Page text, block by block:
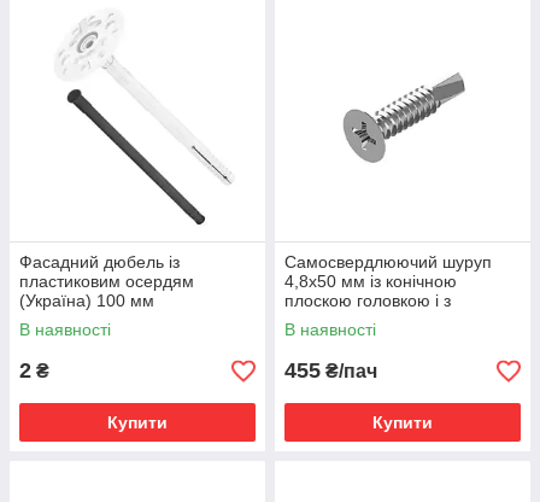
Фасадний дюбель із
пластиковим осердям
(Україна) 100 мм
В наявності
2 ₴
Купити
Самосвердлюючий шуруп
4,8x50 мм із конічною
плоскою головкою і з
крильцями, PH-2, DIN 7504-P,
250 шт./уп
В наявності
455 ₴/пач
Купити